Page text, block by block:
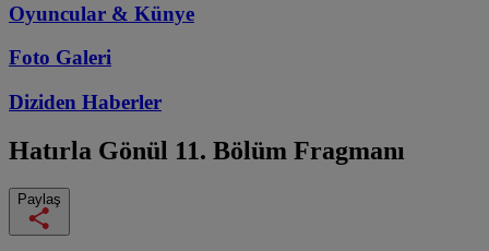
Oyuncular & Künye
Foto Galeri
Diziden Haberler
Hatırla Gönül 11. Bölüm Fragmanı
Paylaş